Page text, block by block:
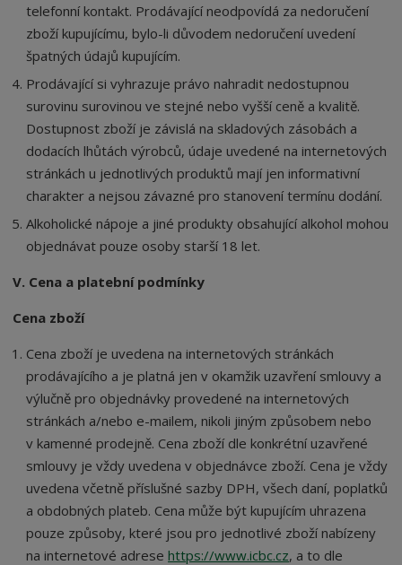
telefonní kontakt. Prodávající neodpovídá za nedoručení
zboží kupujícímu, bylo-li důvodem nedoručení uvedení
špatných údajů kupujícím.
Prodávající si vyhrazuje právo nahradit nedostupnou
surovinu surovinou ve stejné nebo vyšší ceně a kvalitě.
Dostupnost zboží je závislá na skladových zásobách a
dodacích lhůtách výrobců, údaje uvedené na internetových
stránkách u jednotlivých produktů mají jen informativní
charakter a nejsou závazné pro stanovení termínu dodání.
Alkoholické nápoje a jiné produkty obsahující alkohol mohou
objednávat pouze osoby starší 18 let.
V. Cena a platební podmínky
Cena zboží
Cena zboží je uvedena na internetových stránkách
prodávajícího a je platná jen v okamžik uzavření smlouvy a
výlučně pro objednávky provedené na internetových
stránkách a/nebo e-mailem, nikoli jiným způsobem nebo
v kamenné prodejně. Cena zboží dle konkrétní uzavřené
smlouvy je vždy uvedena v objednávce zboží. Cena je vždy
uvedena včetně příslušné sazby DPH, všech daní, poplatků
a obdobných plateb. Cena může být kupujícím uhrazena
pouze způsoby, které jsou pro jednotlivé zboží nabízeny
na internetové adresehttps://www.icbc.cz, a to dle